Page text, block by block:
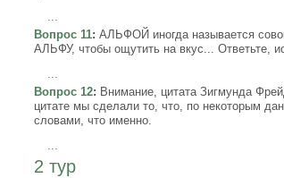
...
Вопрос 11: АЛЬФОЙ иногда называется
АЛЬФУ, чтобы ощутить на вкус... Ответьте,
...
Вопрос 12: Внимание, цитата Зигмунда
цитате мы сделали то, что, по некоторым
словами, что именно.
...
2 тур